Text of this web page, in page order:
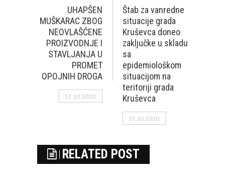
UHAPŠEN
MUŠKARAC ZBOG
NEOVLAŠĆENE
PROIZVODNJE I
STAVLJANJA U
PROMET
OPOJNIH DROGA
17.10.2020.
Štab za vanredne
situacije grada
Kruševca doneo
zaključke u skladu
sa
epidemiološkom
situacijom na
teritoriji grada
Kruševca
17.10.2020.
RELATED POST